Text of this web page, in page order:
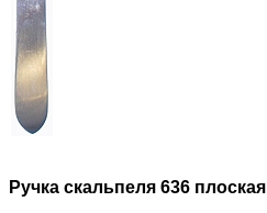
Ручка скальпеля 636 плоская